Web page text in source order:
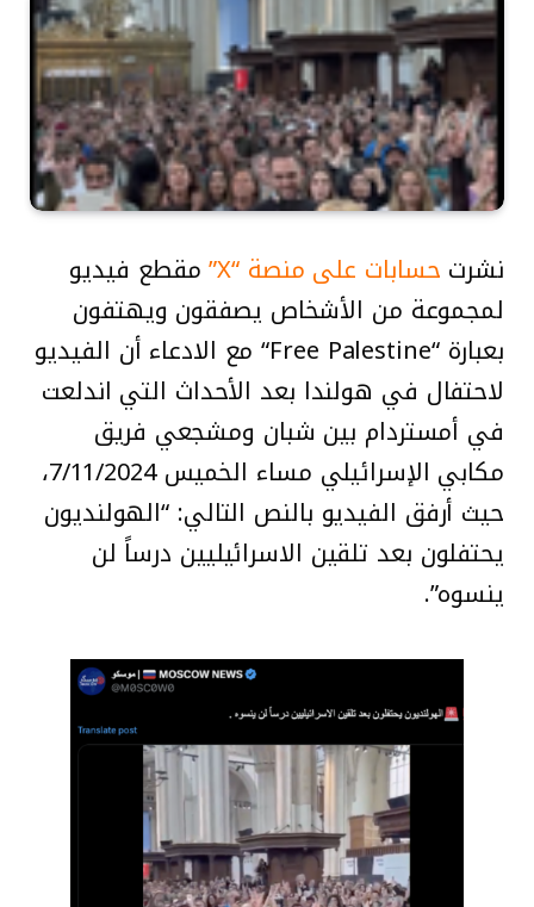
نشرت حسابات على منصة “X”
مقطع فيديو
لمجموعة من الأشخاص يصفقون ويهتفون
بعبارة “Free Palestine“ مع الادعاء أن الفيديو
لاحتفال في هولندا بعد الأحداث التي اندلعت
في أمستردام بين شبان ومشجعي فريق
مكابي الإسرائيلي مساء الخميس 7/11/2024،
حيث أرفق الفيديو بالنص التالي: “الهولنديون
يحتفلون بعد تلقين الاسرائيليين درساً لن
ينسوه”.